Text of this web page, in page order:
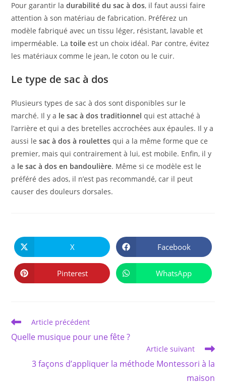
Pour garantir ladurabilité du sac à dos, il faut aussi faire
attention à son matériau de fabrication. Préférez un
modèle fabriqué avec un tissu léger, résistant, lavable et
imperméable. Latoile est un choix idéal. Par contre, évitez
les matériaux comme le jean, le coton ou le cuir.
Le type de sac à dos
Plusieurs types de sac à dos sont disponibles sur le
marché. Il y a le sac à dos traditionnel qui est attaché à
l’arrière et qui a des bretelles accrochées aux épaules. Il y a
aussi lesac à dos à roulettes qui a la même forme que ce
premier, mais qui contrairement à lui, est mobile. Enfin, il y
a le sac à dos en bandoulière. Même si ce modèle est le
préféré des ados, il n’est pas recommandé, car il peut
causer des douleurs dorsales.
CE
CONTENU
Ouvrir
dans
une
autre
fenêtre
X Ouvrir
dans
une
autre
fenêtre
Facebook
Ouvrir
dans
Pinterest Ouvrir
dans
WhatsApp
Read
more
articles
Article précédent
Quelle musique pour une fête ?
Article suivant
3 façons d’appliquer la méthode Montessori à la
maison